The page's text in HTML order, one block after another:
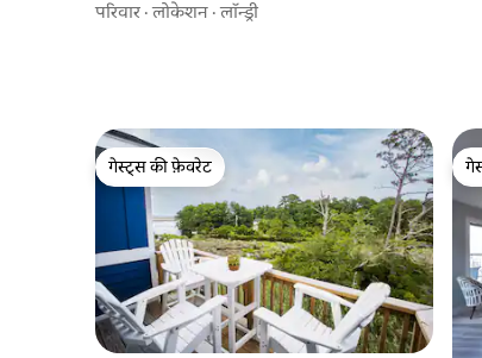
परिवार ·लोकेशन ·लॉन्ड्री
गेस्ट्स की फ़ेवरेट
गेस्ट्स की फ़ेवरेट